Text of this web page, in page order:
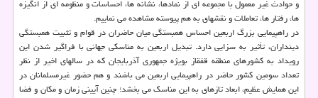
و حوادث غیر معمول با مجموعه ای از نمادها، نشانه ها، احساسات و منظومه ای از انگیزه
ها، رفتار ها، تعاملات و نقشهای به هم پیوسته مشاهده می نماییم.
در راهپیمایی بزرگ اربعین احساس همبستگی میان حاضران در قوام و تثبیت همبستگی
دینداران، تأثیر به سزایی دارد. تبدیل اربعین به مناسكی جهانی با فراگیر شدن این
رویداد به كشورهای منطقه قفقاز بویژه جمهوری آذربایجان كه در سالهای اخیر از نظر
تعداد سومین كشور حاضر در راهپیمایی اربعین می باشند و هم حضور غیرمسلمانان در
این همایش عظیم، ابعاد تازه­ای به این مناسك می­ بخشد؛ چنین آیینی زمان و مكان و فضا